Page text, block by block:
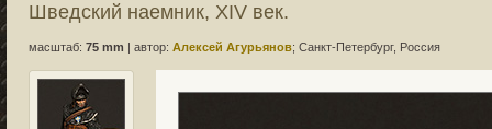
Шведский наемник, XIV век.
масштаб: 75 mm автор: Алексей Агурьянов; Санкт-Петербург, Россия